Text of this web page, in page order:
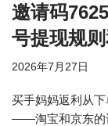
邀请码
号提现规
2026年7月27日
买手妈妈返利从
——淘宝和京东的